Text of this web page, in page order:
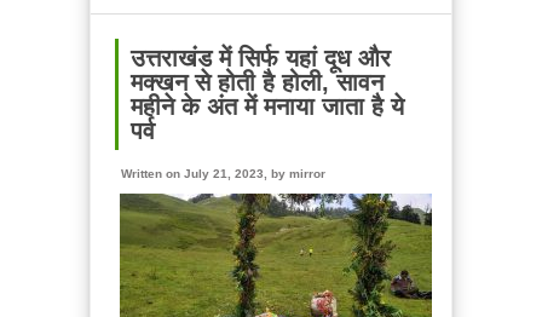
कठिन
धार्मिक
यात्रा
सिर
वाली
देवी
बगलामुखी
समर्पित
उत्तराखंड में सिर्फ यहां दूध और
मक्खन से होती है होली, सावन
महीने के अंत में मनाया जाता है ये
पर्व
Written on July 21, 2023, by mirror